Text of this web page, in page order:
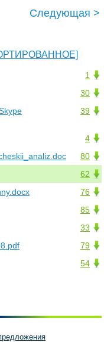
Следующая >
1
30
39
4
80
62
76
85
33
79
54